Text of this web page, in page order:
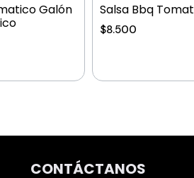
Galón
Salsa Bbq
$8.500
CONTÁCTANOS